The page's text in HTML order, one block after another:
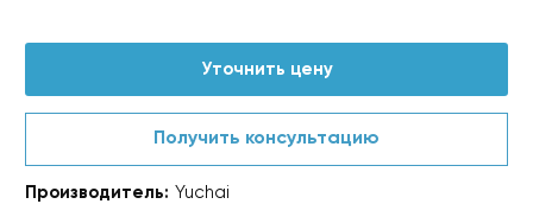
Уточнить цену
Получить консультацию
Производитель: Yuchai